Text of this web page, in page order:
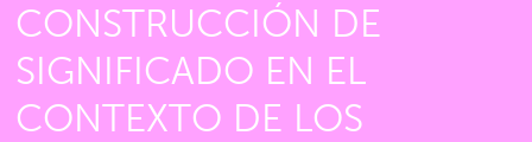
CONSTRUCCIÓN DE
SIGNIFICADO EN EL
CONTEXTO DE LOS